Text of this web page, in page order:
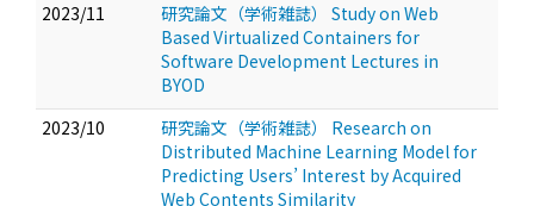
2023/11
研究論文（学術雑誌） Study on Web
Based Virtualized Containers for
Software Development Lectures in
BYOD
2023/10
研究論文（学術雑誌） Research on
Distributed Machine Learning Model for
Predicting Users’ Interest by Acquired
Web Contents Similarity